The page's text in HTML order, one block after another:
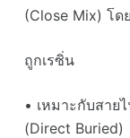
(Close Mix) โด
ถูกเรซิ่น
• เหมาะกับสาย
(Direct Buried)